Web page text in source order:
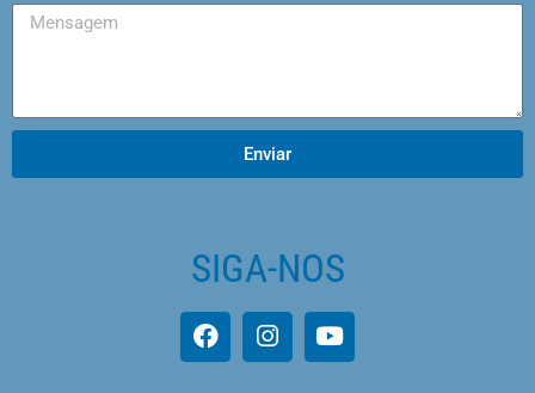
Enviar
SIGA-NOS